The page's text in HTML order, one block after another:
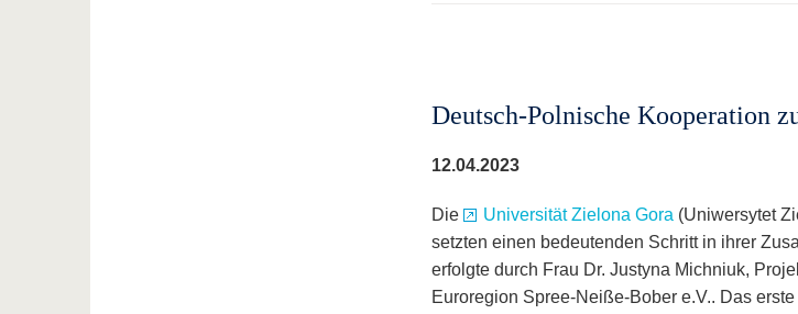
Deutsch-Polnische Kooperation
12.04.2023
Die Universität Zielona Gora (Uniwersytet
setzten einen bedeutenden Schritt in ihrer
erfolgte durch Frau Dr. Justyna Michniuk,
Euroregion Spree-Neiße-Bober e.V.. Das